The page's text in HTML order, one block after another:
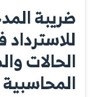
ضريبة
للاسترداد
الحالات
المحاسبية